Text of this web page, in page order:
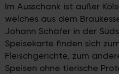
Im Ausschank ist außer
welches aus dem
Johann Schäfer in der
Speisekarte finden sich
Fleischgerichte, zum
Speisen ohne tierische